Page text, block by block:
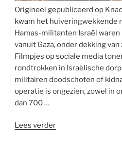
Origineel gepubliceerd op
kwam het huiveringwekkende
Hamas-militanten Israël
vanuit Gaza, onder dekking
Filmpjes op sociale media
rondtrokken in Israëlische
militairen doodschoten of
operatie is ongezien, zowel in
dan 700 …
Lees verder“‘Is